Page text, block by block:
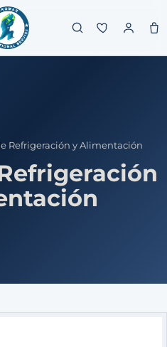
Refrigeración y Alimentación